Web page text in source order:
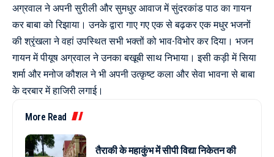
अग्रवाल ने अपनी सुरीली और सुमधुर आवाज में सुंदरकांड पाठ का गायन
कर बाबा को रिझाया। उनके द्वारा गाए गए एक से बढ़कर एक मधुर भजनों
की श्रृंखला ने वहां उपस्थित सभी भक्तों को भाव-विभोर कर दिया। भजन
गायन में पीयूष अग्रवाल ने उनका बखूबी साथ निभाया। इसी कड़ी में सिया
शर्मा और मनोज कौशल ने भी अपनी उत्कृष्ट कला और सेवा भावना से बाबा
के दरबार में हाजिरी लगाई।
More Read
तैराकी के महाकुंभ में सीपी विद्या निकेतन की